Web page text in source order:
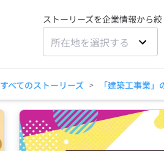
ストーリーズを企業情報から
所在地を選択する
すべてのストーリーズ > 「建築工事業